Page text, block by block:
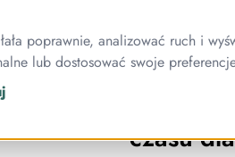
Publigo
do
czasu
poprawnie, analizować ruch i
lub dostosować swoje